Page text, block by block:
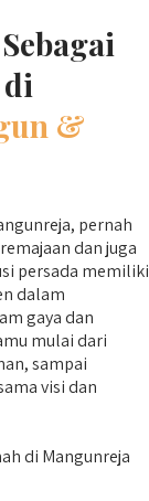
di
&
pernah
dan juga
persada memiliki
dalam
gaya dan
mulai dari
sampai
visi dan